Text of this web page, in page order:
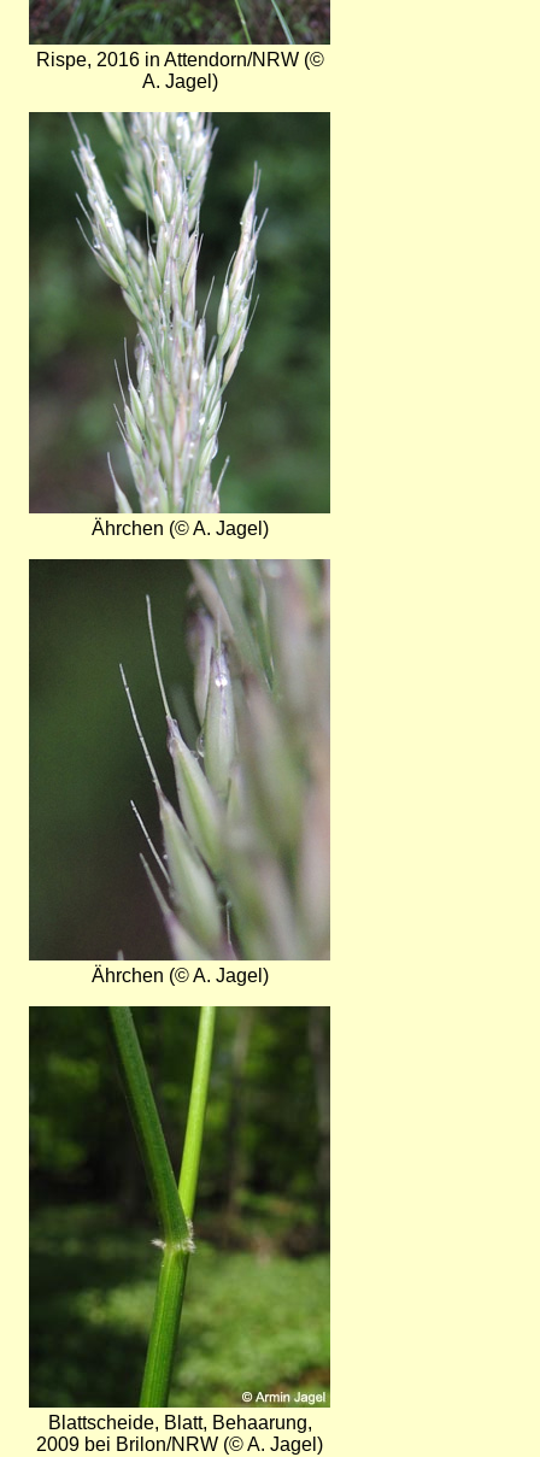
Rispe, 2016 in Attendorn/NRW (©
A. Jagel)
Ährchen (© A. Jagel)
Ährchen (© A. Jagel)
Blattscheide, Blatt, Behaarung,
2009 bei Brilon/NRW (© A. Jagel)